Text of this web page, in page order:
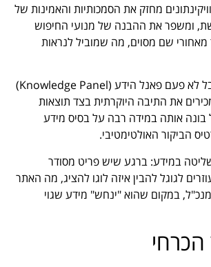
מחזק את הסמכותיות והאמינות של
ומשפר את ההבנה של מנועי החיפוש
מאחורי שם מסוים, מה שמוביל לנראות
כך אנחנו יכולים לקבל לא פעם פאנל הידע (Knowledge Panel)
את התיבה היוקרתית בצד תוצאות
בונה אותה במידה רבה על בסיס מידע
הביקור האולטימטיבי.
שליטה במידע: ברגע שיש פריט מסודר
לגוגל להבין איזה לוגו להציג, מה האתר
במקום שהוא "ינחש" מידע שגוי
הכרחי